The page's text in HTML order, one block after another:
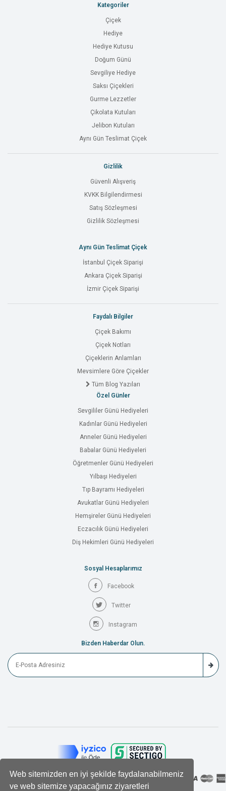
Web sitemizden en iyi şekilde faydalanabilmeniz
ve web sitemize yapacağınız ziyaretleri
Kategoriler
Çiçek
Hediye
Hediye Kutusu
Doğum Günü
Sevgiliye Hediye
Saksı Çiçekleri
Gurme Lezzetler
Çikolata Kutuları
Jelibon Kutuları
Aynı Gün Teslimat Çiçek
Gizlilik
Güvenli Alışveriş
KVKK Bilgilendirmesi
Satış Sözleşmesi
Gizlilik Sözleşmesi
Aynı Gün Teslimat Çiçek
İstanbul Çiçek Siparişi
Ankara Çiçek Siparişi
İzmir Çiçek Siparişi
Faydalı Bilgiler
Çiçek Bakımı
Çiçek Notları
Çiçeklerin Anlamları
Mevsimlere Göre Çiçekler
Tüm Blog Yazıları
Özel Günler
Sevgililer Günü Hediyeleri
Kadınlar Günü Hediyeleri
Anneler Günü Hediyeleri
Babalar Günü Hediyeleri
Öğretmenler Günü Hediyeleri
Yılbaşı Hediyeleri
Tıp Bayramı Hediyeleri
Avukatlar Günü Hediyeleri
Hemşireler Günü Hediyeleri
Eczacılık Günü Hediyeleri
Diş Hekimleri Günü Hediyeleri
Sosyal Hesaplarımız
Facebook
Twitter
Instagram
Bizden Haberdar Olun.